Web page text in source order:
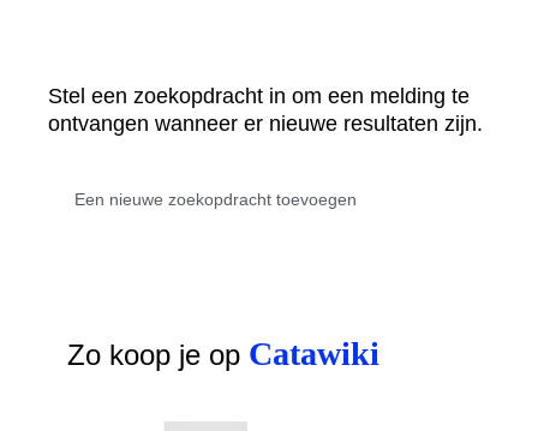
Stel een zoekopdracht in om een melding te
ontvangen wanneer er nieuwe resultaten zijn.
Zo koop je op Catawiki